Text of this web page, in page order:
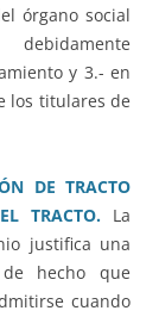
órgano social
y 3.- en
los titulares de
DE TRACTO
TRACTO. La
justifica una
hecho que
cuando